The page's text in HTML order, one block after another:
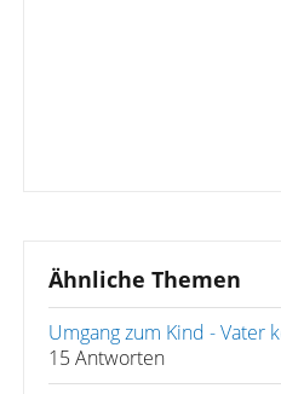
Ähnliche Themen
Umgang zum Kind - Vater
15 Antworten